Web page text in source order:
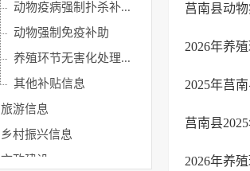
动物疫病强制扑杀补...
动物强制免疫补助
养殖环节无害化处理...
其他补贴信息
旅游信息
乡村振兴信息
市政建设
莒南县动
2026年养
2025年莒
莒南县
2026年养